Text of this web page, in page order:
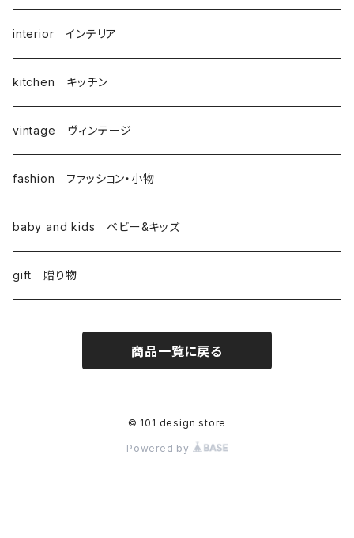
interior インテリア
kitchen キッチン
vintage ヴィンテージ
fashion ファッション・小物
baby and kids ベビー&キッズ
gift 贈り物
商品一覧に戻る
© 101 design store
Powered by